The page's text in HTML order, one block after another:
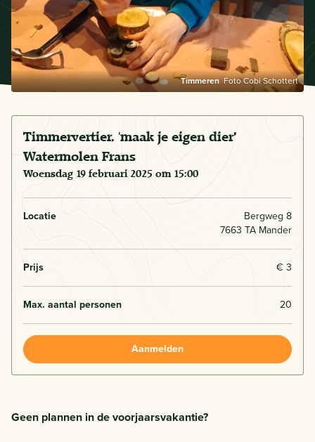
TimmerenFoto Cobi Schottert
Timmervertier, 'maak je eigen dier’
Watermolen Frans
woensdag 19 februari 2025 om 15:00
Locatie
Bergweg 8
7663 TA Mander
Prijs € 3
Max. aantal personen 20
Aanmelden
Geen plannen in de voorjaarsvakantie?